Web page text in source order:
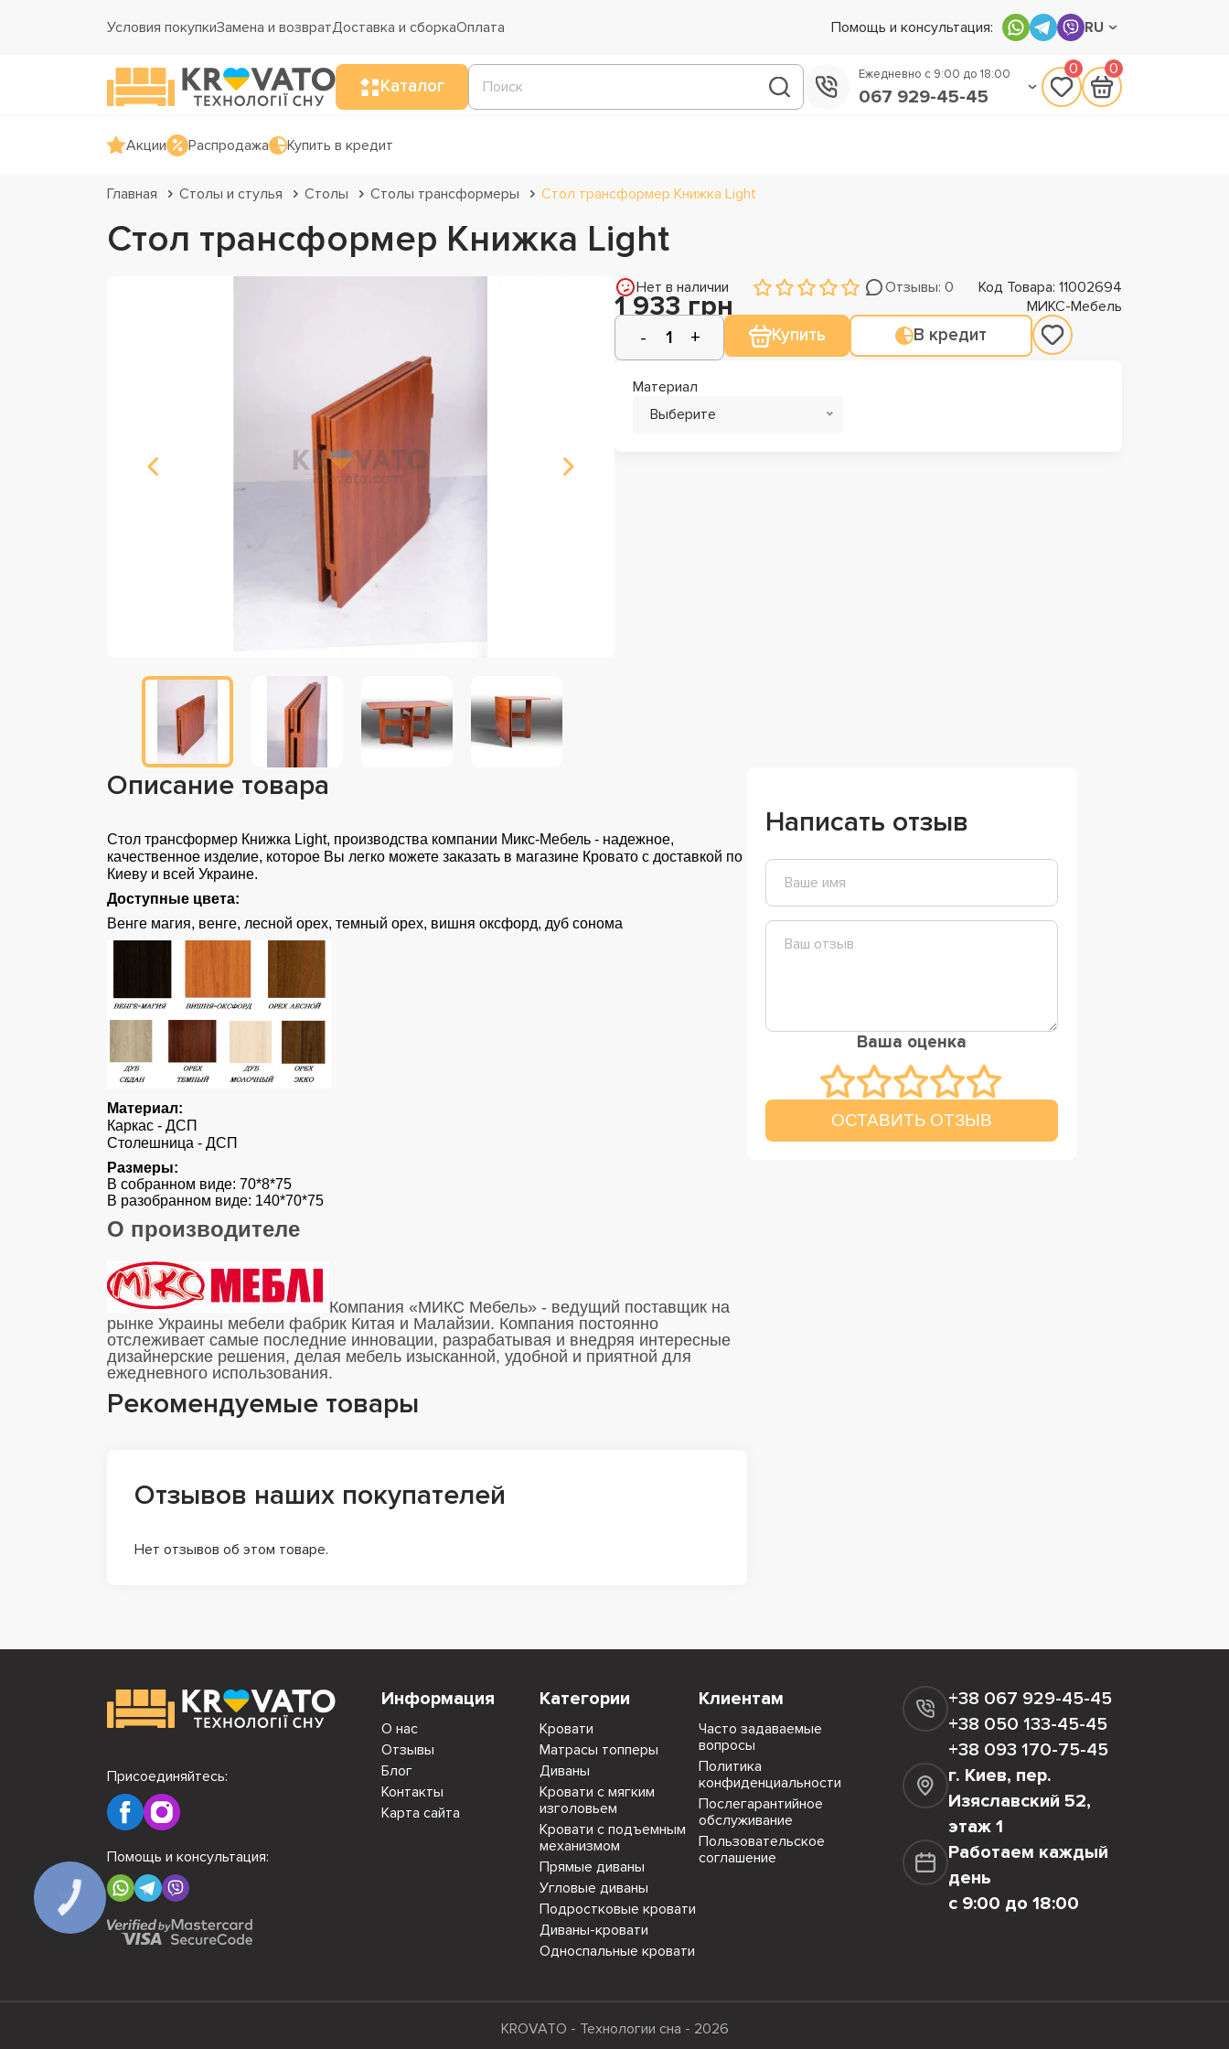
Условия покупкиЗамена и возвратДоставка и сборкаОплата Помощь и консультация: RU
Каталог
Ежедневно с 9:00 до 18:00
067 929-45-45
0 0
Акции Распродажа Купить в кредит
Главная Столы и стулья Столы Столы трансформеры Стол трансформер Книжка Light
Стол трансформер Книжка Light
Нет в наличии Отзывы: 0 Код Товара: 11002694
1 933 грн МИКС-Мебель
Купить В кредит
Материал
Выберите
Описание товара
Стол трансформер Книжка Light, производства компании Микс-Мебель - надежное,
качественное изделие, которое Вы легко можете заказать в магазине Кровато с доставкой по
Киеву и всей Украине.
Доступные цвета:
Венге магия, венге, лесной орех, темный орех, вишня оксфорд, дуб сонома
Материал:
Каркас - ДСП
Столешница - ДСП
Размеры:
В собранном виде: 70*8*75
В разобранном виде: 140*70*75
О производителе
Компания «МИКС Мебель» - ведущий поставщик на
рынке Украины мебели фабрик Китая и Малайзии. Компания постоянно
отслеживает самые последние инновации, разрабатывая и внедряя интересные
дизайнерские решения, делая мебель изысканной, удобной и приятной для
ежедневного использования.
Рекомендуемые товары
Отзывов наших покупателей
Нет отзывов об этом товаре.
Написать отзыв
Ваша оценка
ОСТАВИТЬ ОТЗЫВ
Информация
О нас
Отзывы
Блог
Контакты
Карта сайта
Категории
Кровати
Матрасы топперы
Диваны
Кровати с мягким
изголовьем
Кровати с подъемным
механизмом
Прямые диваны
Угловые диваны
Подростковые кровати
Диваны-кровати
Односпальные кровати
Клиентам
Часто задаваемые
вопросы
Политика
конфиденциальности
Послегарантийное
обслуживание
Пользовательское
соглашение
+38 067 929-45-45
+38 050 133-45-45
+38 093 170-75-45
г. Киев, пер.
Изяславский 52,
этаж 1
Работаем каждый
день
с 9:00 до 18:00
Присоединяйтесь:
Помощь и консультация:
KROVATO - Технологии сна - 2026
КНОПКА
СВЯЗИ